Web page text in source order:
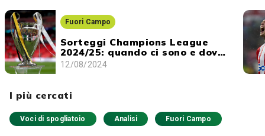
Fuori Campo
Sorteggi Champions League
2024/25: quando ci sono e dove
vederli
12/08/2024
I più cercati
Voci di spogliatoio Analisi Fuori Campo